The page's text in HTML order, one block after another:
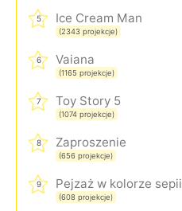
5 Ice Cream Man
(2343 projekcje)
6 Vaiana
(1165 projekcje)
7 Toy Story 5
(1074 projekcje)
8 Zaproszenie
(656 projekcje)
9 Pejzaż w kolorze sepii
(608 projekcje)